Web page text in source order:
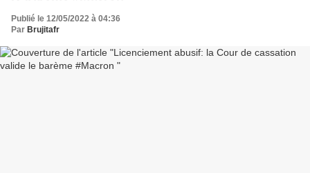
Publié le 12/05/2022 à 04:36
Par Brujitafr